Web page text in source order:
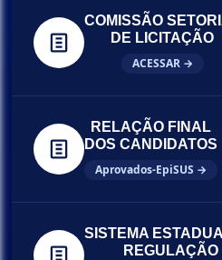
COMISSÃO
DE LICITAÇÃO
ACESSAR →
RELAÇÃO FINAL
DOS CANDIDATOS
Aprovados-EpiSUS →
SISTEMA
REGULAÇÃO